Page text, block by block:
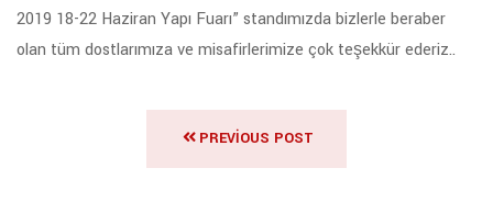
2019 18-22 Haziran Yapı Fuarı” standımızda bizlerle beraber
olan tüm dostlarımıza ve misafirlerimize çok teşekkür ederiz..
PREVIOUS POST